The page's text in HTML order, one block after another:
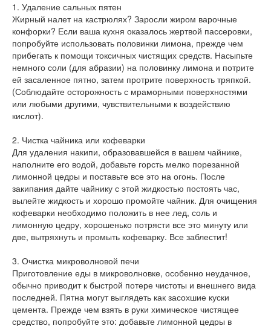
1. Удаление сальных пятен
Жирный налет на кастрюлях? Заросли жиром варочные
конфорки? Если ваша кухня оказалось жертвой пассеровки,
попробуйте использовать половинки лимона, прежде чем
прибегать к помощи токсичных чистящих средств. Насыпьте
немного соли (для абразии) на половинку лимона и потрите
ей засаленное пятно, затем протрите поверхность тряпкой.
(Соблюдайте осторожность с мраморными поверхностями
или любыми другими, чувствительными к воздействию
кислот).
2. Чистка чайника или кофеварки
Для удаления накипи, образовавшейся в вашем чайнике,
наполните его водой, добавьте горсть мелко порезанной
лимонной цедры и поставьте все это на огонь. После
закипания дайте чайнику с этой жидкостью постоять час,
вылейте жидкость и хорошо промойте чайник. Для очищения
кофеварки необходимо положить в нее лед, соль и
лимонную цедру, хорошенько потрясти все это минуту или
две, вытряхнуть и промыть кофеварку. Все заблестит!
3. Очистка микроволновой печи
Приготовление еды в микроволновке, особенно неудачное,
обычно приводит к быстрой потере чистоты и внешнего вида
последней. Пятна могут выглядеть как засохшие куски
цемента. Прежде чем взять в руки химическое чистящее
средство, попробуйте это: добавьте лимонной цедры в